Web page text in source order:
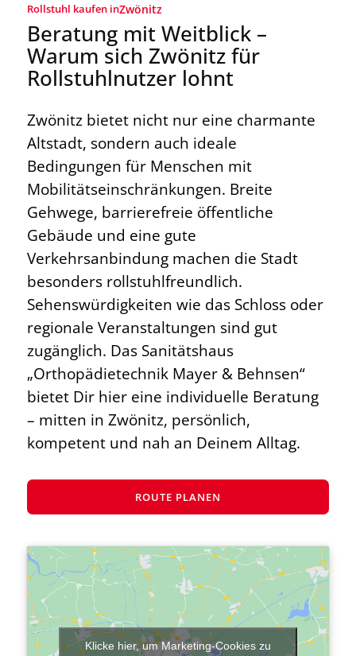
Rollstuhl kaufen inZwönitz
Beratung mit Weitblick –
Warum sich Zwönitz für
Rollstuhlnutzer lohnt
Zwönitz bietet nicht nur eine charmante
Altstadt, sondern auch ideale
Bedingungen für Menschen mit
Mobilitätseinschränkungen. Breite
Gehwege, barrierefreie öffentliche
Gebäude und eine gute
Verkehrsanbindung machen die Stadt
besonders rollstuhlfreundlich.
Sehenswürdigkeiten wie das Schloss oder
regionale Veranstaltungen sind gut
zugänglich. Das Sanitätshaus
„Orthopädietechnik Mayer & Behnsen“
bietet Dir hier eine individuelle Beratung
– mitten in Zwönitz, persönlich,
kompetent und nah an Deinem Alltag.
ROUTE PLANEN
Klicke hier, um Marketing-Cookies zu